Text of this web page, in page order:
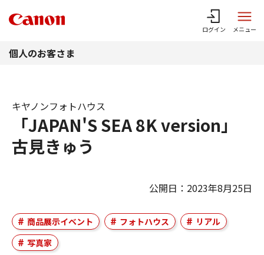
ログイン メニュー
個人のお客さま
「JAPAN'S SEA 8K version」
古見きゅう
キヤノンフォトハウス
公開日：2023年8月25日
商品展示イベント フォトハウス
リアル
写真家